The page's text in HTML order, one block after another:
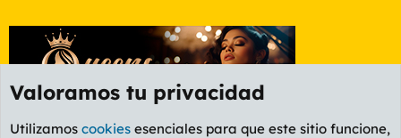
Valoramos tu privacidad
Utilizamos cookies esenciales para que este sitio funcione,